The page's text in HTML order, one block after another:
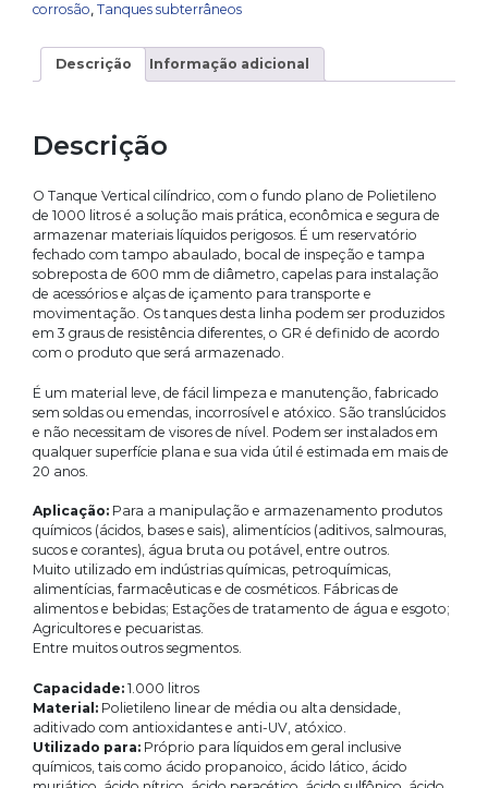
corrosão, Tanques subterrâneos
Descrição Informação adicional
Descrição
O Tanque Vertical cilíndrico, com o fundo plano de Polietileno
de 1000 litros é a solução mais prática, econômica e segura de
armazenar materiais líquidos perigosos. É um reservatório
fechado com tampo abaulado, bocal de inspeção e tampa
sobreposta de 600 mm de diâmetro, capelas para instalação
de acessórios e alças de içamento para transporte e
movimentação. Os tanques desta linha podem ser produzidos
em 3 graus de resistência diferentes, o GR é definido de acordo
com o produto que será armazenado.
É um material leve, de fácil limpeza e manutenção, fabricado
sem soldas ou emendas, incorrosível e atóxico. São translúcidos
e não necessitam de visores de nível. Podem ser instalados em
qualquer superfície plana e sua vida útil é estimada em mais de
20 anos.
Aplicação: Para a manipulação e armazenamento produtos
químicos (ácidos, bases e sais), alimentícios (aditivos, salmouras,
sucos e corantes), água bruta ou potável, entre outros.
Muito utilizado em indústrias químicas, petroquímicas,
alimentícias, farmacêuticas e de cosméticos. Fábricas de
alimentos e bebidas; Estações de tratamento de água e esgoto;
Agricultores e pecuaristas.
Entre muitos outros segmentos.
Capacidade: 1.000 litros
Material: Polietileno linear de média ou alta densidade,
aditivado com antioxidantes e anti-UV, atóxico.
Utilizado para: Próprio para líquidos em geral inclusive
químicos, tais como ácido propanoico, ácido lático, ácido